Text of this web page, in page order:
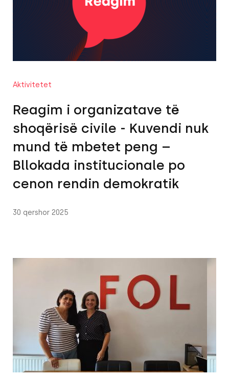
Aktivitetet
Reagim i organizatave të
shoqërisë civile - Kuvendi nuk
mund të mbetet peng –
Bllokada institucionale po
cenon rendin demokratik
30 qershor 2025